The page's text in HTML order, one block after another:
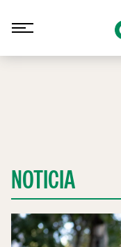
NOTICIA